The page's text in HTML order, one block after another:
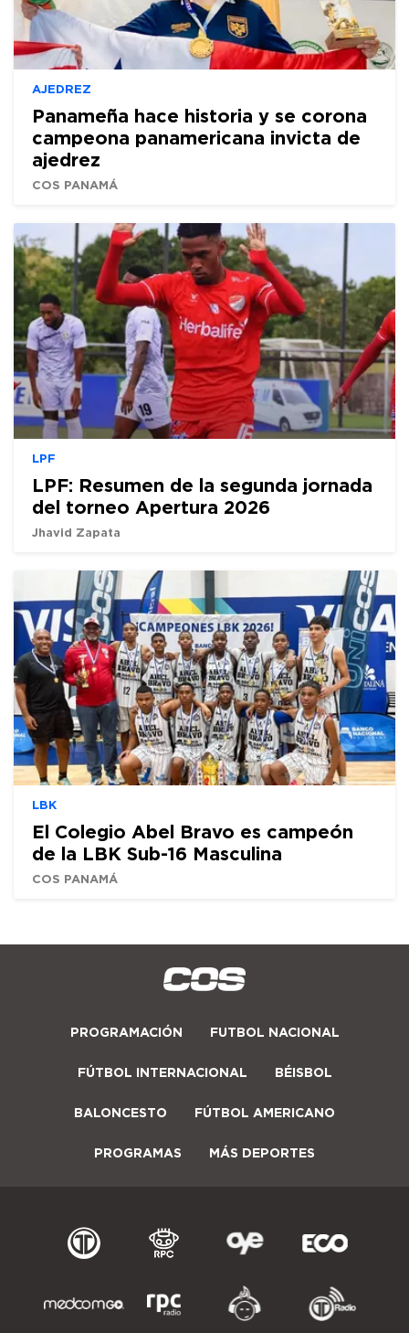
AJEDREZ
Panameña hace historia y se corona
campeona panamericana invicta de
ajedrez
COS PANAMÁ
LPF
LPF: Resumen de la segunda jornada
del torneo Apertura 2026
Jhavid Zapata
LBK
El Colegio Abel Bravo es campeón
de la LBK Sub-16 Masculina
COS PANAMÁ
PROGRAMACIÓN FUTBOL NACIONAL
FÚTBOL INTERNACIONAL BÉISBOL
BALONCESTO FÚTBOL AMERICANO
PROGRAMAS MÁS DEPORTES